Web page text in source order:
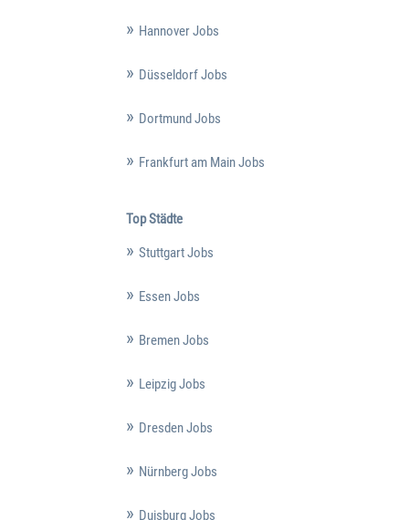
Hannover Jobs
Düsseldorf Jobs
Dortmund Jobs
Frankfurt am Main Jobs
Top Städte
Stuttgart Jobs
Essen Jobs
Bremen Jobs
Leipzig Jobs
Dresden Jobs
Nürnberg Jobs
Duisburg Jobs